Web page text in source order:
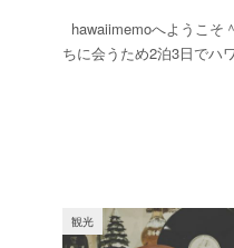
hawaiimemoへようこ
ちに会うため2泊3日でハ
観光